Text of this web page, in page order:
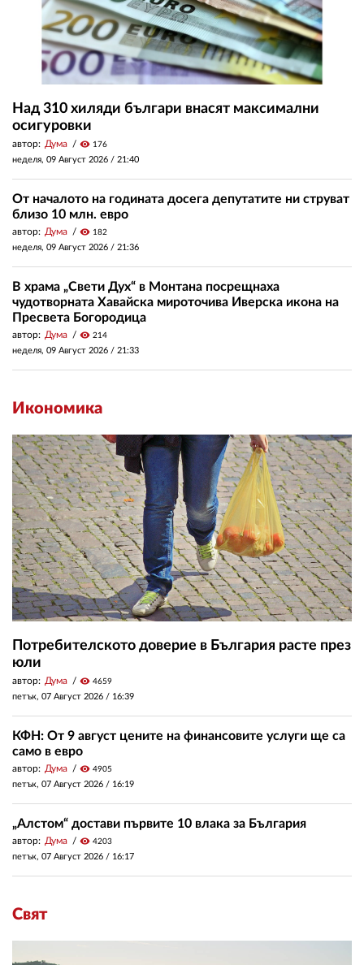
Над 310 хиляди българи внасят максимални
осигуровки
автор: Дума visibility 176
неделя, 09 Август 2026 / 21:40
От началото на годината досега депутатите ни струват
близо 10 млн. евро
автор: Дума visibility 182
неделя, 09 Август 2026 / 21:36
В храма „Свети Дух“ в Монтана посрещнаха
чудотворната Хавайска мироточива Иверска икона на
Пресвета Богородица
автор: Дума visibility 214
неделя, 09 Август 2026 / 21:33
Икономика
Потребителското доверие в България расте през
юли
автор: Дума visibility 4659
петък, 07 Август 2026 / 16:39
КФН: От 9 август цените на финансовите услуги ще са
само в евро
автор: Дума visibility 4905
петък, 07 Август 2026 / 16:19
„Алстом“ достави първите 10 влака за България
автор: Дума visibility 4203
петък, 07 Август 2026 / 16:17
Свят